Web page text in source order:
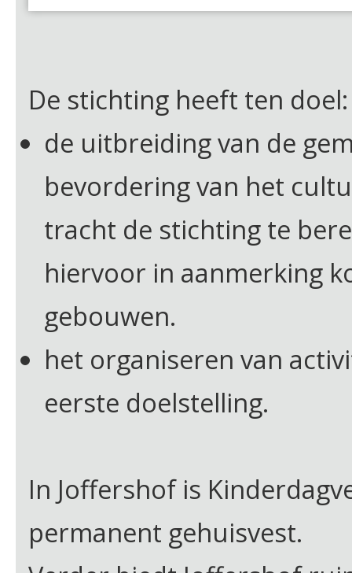
De stichting heeft ten doel:
de uitbreiding van de
bevordering van het
tracht de stichting te
hiervoor in aanmerking
gebouwen.
het organiseren van
eerste doelstelling.
In Joffershof is
permanent gehuisvest.